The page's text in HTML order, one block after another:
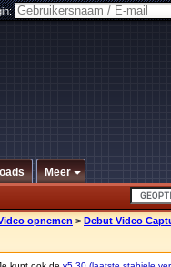
Meer
opnemen > Debut Video